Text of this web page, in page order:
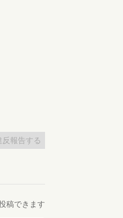
報告する
稿できます